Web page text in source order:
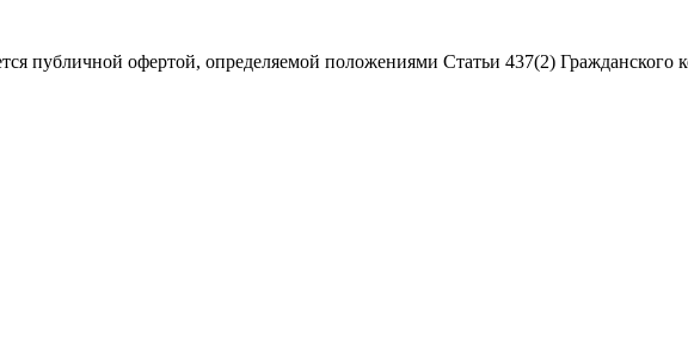
публичной офертой, определяемой положениями Статьи 437(2) Гражданского